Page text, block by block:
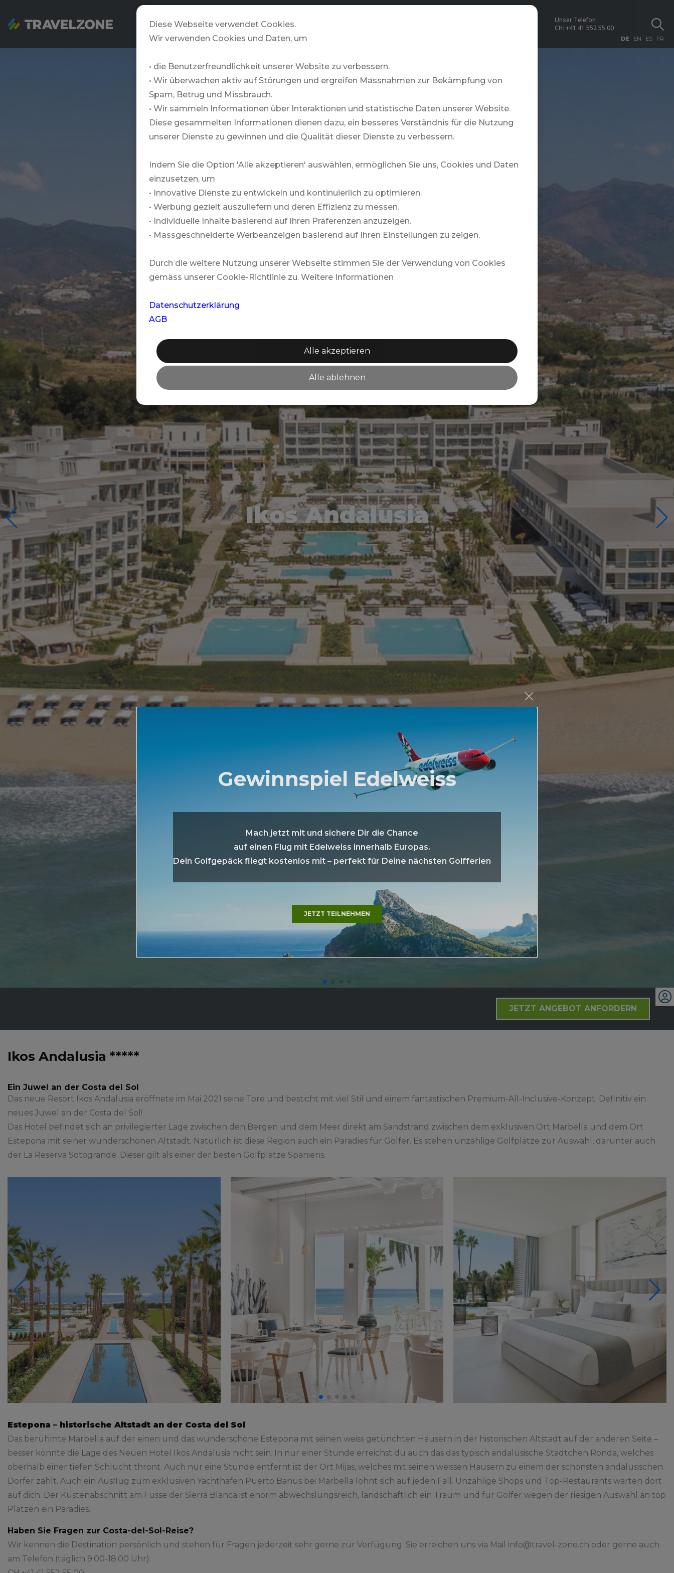
SNOWZONE GOLFZONE
Unser Telefon
CH: +41 41 552 55 00
DE EN ES FR
Ikos Andalusia
JETZT ANGEBOT ANFORDERN
Ikos Andalusia *****
Ein Juwel an der Costa del Sol
Das neue Resort Ikos Andalusia eröffnete im Mai 2021 seine Tore und besticht mit viel Stil und einem fantastischen Premium-All-Inclusive-Konzept. Definitiv ein
neues Juwel an der Costa del Sol!
Das Hotel befindet sich an privilegierter Lage zwischen den Bergen und dem Meer direkt am Sandstrand zwischen dem exklusiven Ort Marbella und dem Ort
Estepona mit seiner wunderschönen Altstadt. Natürlich ist diese Region auch ein Paradies für Golfer. Es stehen unzählige Golfplätze zur Auswahl, darunter auch
der La Reserva Sotogrande. Dieser gilt als einer der besten Golfplätze Spaniens.
Estepona – historische Altstadt an der Costa del Sol
Das berühmte Marbella auf der einen und das wunderschöne Estepona mit seinen weiss getünchten Häusern in der historischen Altstadt auf der anderen Seite –
besser könnte die Lage des Neuen Hotel Ikos Andalusia nicht sein. In nur einer Stunde erreichst du auch das das typisch andalusische Städtchen Ronda, welches
oberhalb einer tiefen Schlucht thront. Auch nur eine Stunde entfernt ist der Ort Mijas, welches mit seinen weissen Häusern zu einem der schönsten andalusischen
Dörfer zählt. Auch ein Ausflug zum exklusiven Yachthafen Puerto Banus bei Marbella lohnt sich auf jeden Fall. Unzählige Shops und Top-Restaurants warten dort
auf dich. Der Küstenabschnitt am Fusse der Sierra Blanca ist enorm abwechslungsreich, landschaftlich ein Traum und für Golfer wegen der riesigen Auswahl an top
Plätzen ein Paradies.
Haben Sie Fragen zur Costa-del-Sol-Reise?
Wir kennen die Destination persönlich und stehen für Fragen jederzeit sehr gerne zur Verfügung. Sie erreichen uns via Mail info@travel-zone.ch oder gerne auch
am Telefon (täglich 9.00-18.00 Uhr):
Diese Webseite verwendet Cookies.
Wir verwenden Cookies und Daten, um
• die Benutzerfreundlichkeit unserer Website zu verbessern.
• Wir überwachen aktiv auf Störungen und ergreifen Massnahmen zur Bekämpfung von
Spam, Betrug und Missbrauch.
• Wir sammeln Informationen über Interaktionen und statistische Daten unserer Website.
Diese gesammelten Informationen dienen dazu, ein besseres Verständnis für die Nutzung
unserer Dienste zu gewinnen und die Qualität dieser Dienste zu verbessern.
Indem Sie die Option 'Alle akzeptieren' auswählen, ermöglichen Sie uns, Cookies und Daten
einzusetzen, um
• Innovative Dienste zu entwickeln und kontinuierlich zu optimieren.
• Werbung gezielt auszuliefern und deren Effizienz zu messen.
• Individuelle Inhalte basierend auf Ihren Präferenzen anzuzeigen.
• Massgeschneiderte Werbeanzeigen basierend auf Ihren Einstellungen zu zeigen.
Durch die weitere Nutzung unserer Webseite stimmen Sie der Verwendung von Cookies
gemäss unserer Cookie-Richtlinie zu. Weitere Informationen
Datenschutzerklärung
AGB
Alle akzeptieren
Alle ablehnen
Gewinnspiel Edelweiss
Mach jetzt mit und sichere Dir die Chance
auf einen Flug mit Edelweiss innerhalb Europas.
Dein Golfgepäck fliegt kostenlos mit – perfekt für Deine nächsten Golfferien
JETZT TEILNEHMEN